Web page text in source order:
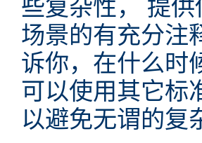
些复杂性， 提
场景的有充分注
诉你，在什么时
可以使用其它标
以避免无谓的复